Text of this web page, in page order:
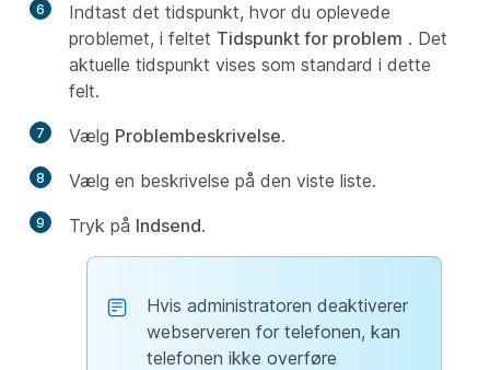
6
Indtast det tidspunkt, hvor du oplevede
problemet, i feltet Tidspunkt for problem . Det
aktuelle tidspunkt vises som standard i dette
felt.
7 Vælg Problembeskrivelse.
8 Vælg en beskrivelse på den viste liste.
9 Tryk på Indsend.
Hvis administratoren deaktiverer
webserveren for telefonen, kan
telefonen ikke overføre